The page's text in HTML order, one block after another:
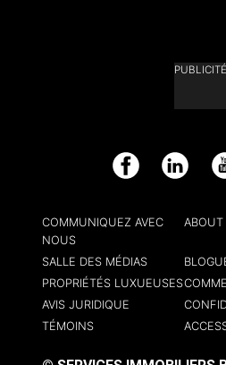
PUBLICITÉ
Facebook LinkedIn
COMMUNIQUEZ AVEC
NOUS
ABOUT
SALLE DES MÉDIAS
PROPRIÉTÉS LUXUEUSES
AVIS JURIDIQUE
TÉMOINS